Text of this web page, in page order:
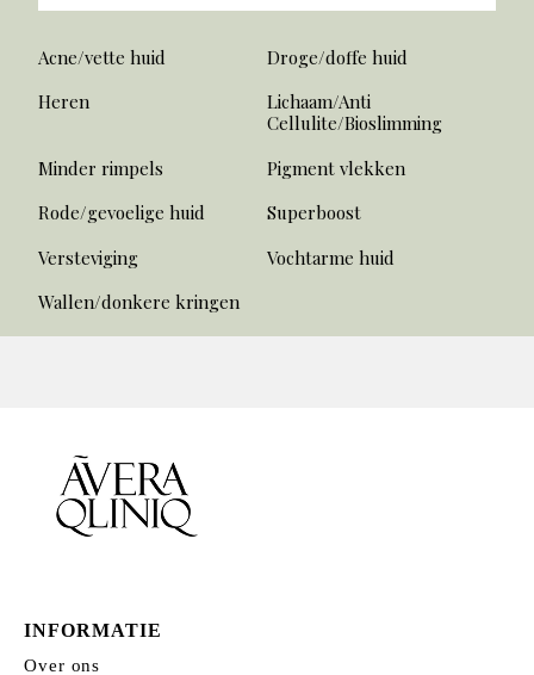
Acne/vette huid
Droge/doffe huid
Heren
Lichaam/Anti
Cellulite/Bioslimming
Minder rimpels
Pigment vlekken
Rode/gevoelige huid
Superboost
Versteviging
Vochtarme huid
Wallen/donkere kringen
INFORMATIE
Over ons